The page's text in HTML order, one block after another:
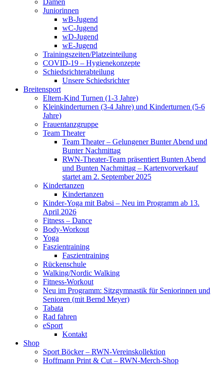
Damen
Juniorinnen
wB-Jugend
wC-Jugend
wD-Jugend
wE-Jugend
Trainingszeiten/Platzeinteilung
COVID-19 – Hygienekonzepte
Schiedsrichterabteilung
Unsere Schiedsrichter
Breitensport
Eltern-Kind Turnen (1-3 Jahre)
Kleinkinderturnen (3-4 Jahre) und Kinderturnen (5-6
Jahre)
Frauentanzgruppe
Team Theater
Team Theater – Gelungener Bunter Abend und
Bunter Nachmittag
RWN-Theater-Team präsentiert Bunten Abend
und Bunten Nachmittag – Kartenvorverkauf
startet am 2. September 2025
Kindertanzen
Kindertanzen
Kinder-Yoga mit Babsi – Neu im Programm ab 13.
April 2026
Fitness – Dance
Body-Workout
Yoga
Faszientraining
Faszientraining
Rückenschule
Walking/Nordic Walking
Fitness-Workout
Neu im Programm: Sitzgymnastik für Seniorinnen und
Senioren (mit Bernd Meyer)
Tabata
Rad fahren
eSport
Kontakt
Shop
Sport Böcker – RWN-Vereinskollektion
Hoffmann Print & Cut – RWN-Merch-Shop